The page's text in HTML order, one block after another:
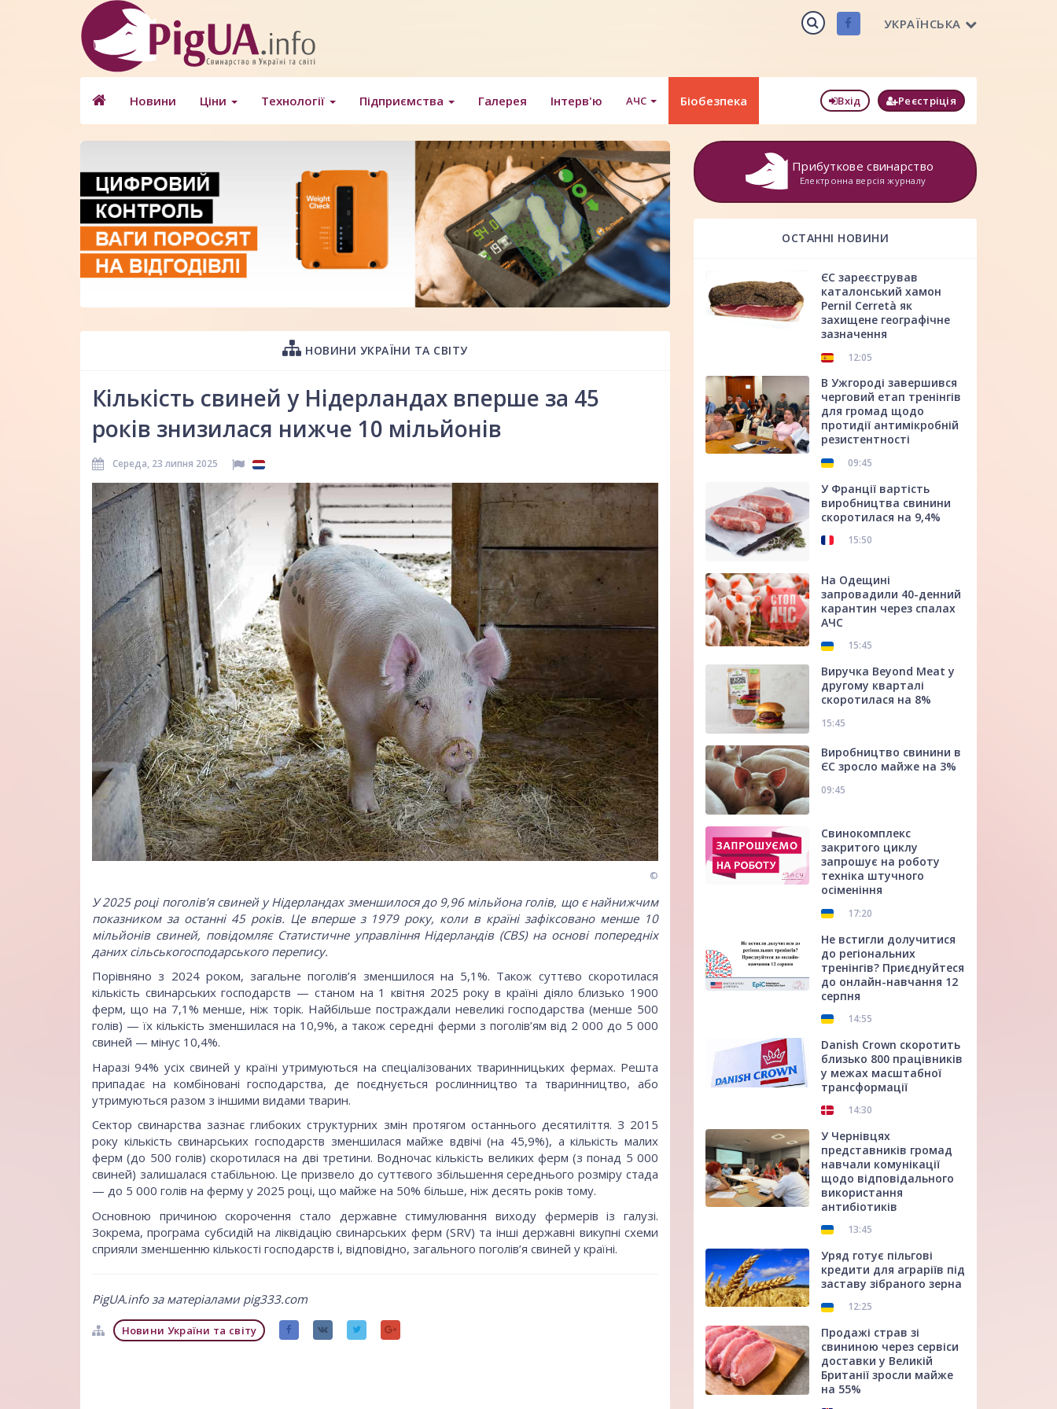
УКРАЇНСЬКА
Новини Ціни Технології Підприємства Галерея Інтерв'ю АЧС Біобезпека Вхід Реєстріція
НОВИНИ УКРАЇНИ ТА СВІТУ
Кількість свиней у Нідерландах вперше за 45
років знизилася нижче 10 мільйонів
Середа, 23 липня 2025
©
У 2025 році поголів’я свиней у Нідерландах зменшилося до 9,96 мільйона голів, що є найнижчим
показником за останні 45 років. Це вперше з 1979 року, коли в країні зафіксовано менше 10
мільйонів свиней, повідомляє Статистичне управління Нідерландів (CBS) на основі попередніх
даних сільськогосподарського перепису.
Порівняно з 2024 роком, загальне поголів’я зменшилося на 5,1%. Також суттєво скоротилася
кількість свинарських господарств — станом на 1 квітня 2025 року в країні діяло близько 1900
ферм, що на 7,1% менше, ніж торік. Найбільше постраждали невеликі господарства (менше 500
голів) — їх кількість зменшилася на 10,9%, а також середні ферми з поголів’ям від 2 000 до 5 000
свиней — мінус 10,4%.
Наразі 94% усіх свиней у країні утримуються на спеціалізованих тваринницьких фермах. Решта
припадає на комбіновані господарства, де поєднується рослинництво та тваринництво, або
утримуються разом з іншими видами тварин.
Сектор свинарства зазнає глибоких структурних змін протягом останнього десятиліття. З 2015
року кількість свинарських господарств зменшилася майже вдвічі (на 45,9%), а кількість малих
ферм (до 500 голів) скоротилася на дві третини. Водночас кількість великих ферм (з понад 5 000
свиней) залишалася стабільною. Це призвело до суттєвого збільшення середнього розміру стада
— до 5 000 голів на ферму у 2025 році, що майже на 50% більше, ніж десять років тому.
Основною причиною скорочення стало державне стимулювання виходу фермерів із галузі.
Зокрема, програма субсидій на ліквідацію свинарських ферм (SRV) та інші державні викупні схеми
сприяли зменшенню кількості господарств і, відповідно, загального поголів’я свиней у країні.
PigUA.info за матеріалами pig333.com
Новини України та світу
Прибуткове свинарство
Електронна версія журналу
ОСТАННІ НОВИНИ
ЄС зареєстрував
каталонський хамон
Pernil Cerretà як
захищене географічне
зазначення
12:05
В Ужгороді завершився
черговий етап тренінгів
для громад щодо
протидії антимікробній
резистентності
09:45
У Франції вартість
виробництва свинини
скоротилася на 9,4%
15:50
На Одещині
запровадили 40-денний
карантин через спалах
АЧС
15:45
Виручка Beyond Meat у
другому кварталі
скоротилася на 8%
15:45
Виробництво свинини в
ЄС зросло майже на 3%
09:45
Свинокомплекс
закритого циклу
запрошує на роботу
техніка штучного
осіменіння
17:20
Не встигли долучитися
до регіональних
тренінгів? Приєднуйтеся
до онлайн-навчання 12
серпня
14:55
Danish Crown скоротить
близько 800 працівників
у межах масштабної
трансформації
14:30
У Чернівцях
представників громад
навчали комунікації
щодо відповідального
використання
антибіотиків
13:45
Уряд готує пільгові
кредити для аграріїв під
заставу зібраного зерна
12:25
Продажі страв зі
свининою через сервіси
доставки у Великій
Британії зросли майже
на 55%